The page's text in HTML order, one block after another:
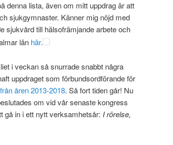
denna lista, även om mitt uppdrag är att
sjukgymnaster. Känner mig nöjd med
sjukvård till hälsofrämjande arbete och
län här.
i veckan så snurrade snabbt några
uppdraget som förbundsordförande för
åren 2013-2018. Så fort tiden går! Nu
om vid vår senaste kongress
gå in i ett nytt verksamhetsår: I rörelse,